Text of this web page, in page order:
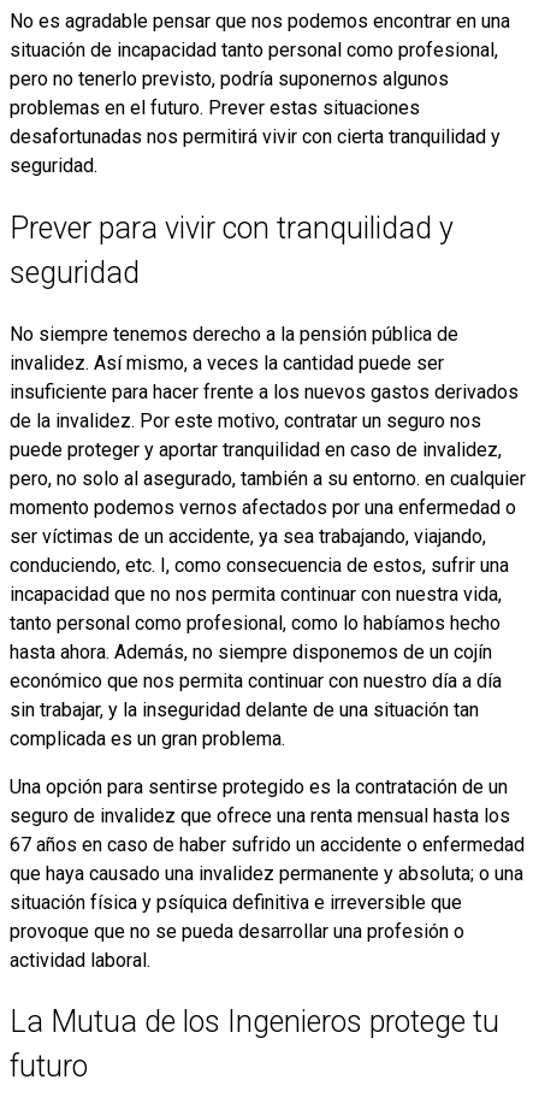
No es agradable pensar que nos podemos encontrar en una
situación de incapacidad tanto personal como profesional,
pero no tenerlo previsto, podría suponernos algunos
problemas en el futuro. Prever estas situaciones
desafortunadas nos permitirá vivir con cierta tranquilidad y
seguridad.
Prever para vivir con tranquilidad y
seguridad
No siempre tenemos derecho a la pensión pública de
invalidez. Así mismo, a veces la cantidad puede ser
insuficiente para hacer frente a los nuevos gastos derivados
de la invalidez. Por este motivo, contratar un seguro nos
puede proteger y aportar tranquilidad en caso de invalidez,
pero, no solo al asegurado, también a su entorno. en cualquier
momento podemos vernos afectados por una enfermedad o
ser víctimas de un accidente, ya sea trabajando, viajando,
conduciendo, etc. I, como consecuencia de estos, sufrir una
incapacidad que no nos permita continuar con nuestra vida,
tanto personal como profesional, como lo habíamos hecho
hasta ahora. Además, no siempre disponemos de un cojín
económico que nos permita continuar con nuestro día a día
sin trabajar, y la inseguridad delante de una situación tan
complicada es un gran problema.
Una opción para sentirse protegido es la contratación de un
seguro de invalidez que ofrece una renta mensual hasta los
67 años en caso de haber sufrido un accidente o enfermedad
que haya causado una invalidez permanente y absoluta; o una
situación física y psíquica definitiva e irreversible que
provoque que no se pueda desarrollar una profesión o
actividad laboral.
La Mutua de los Ingenieros protege tu
futuro